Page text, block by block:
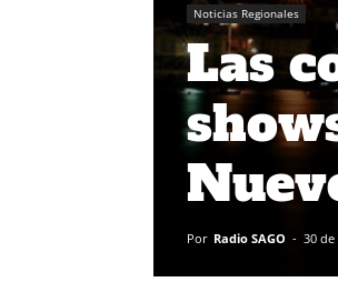
Noticias Regionales
Las
Por Radio SAGO - 30